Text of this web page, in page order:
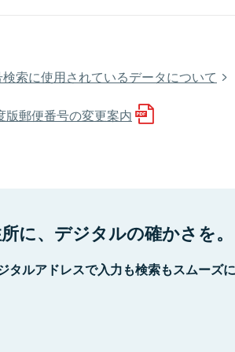
索に使用されているデータについて
版郵便番号の変更案内
に、デジタルの確かさを。
タルアドレスで入力も検索もスムーズ